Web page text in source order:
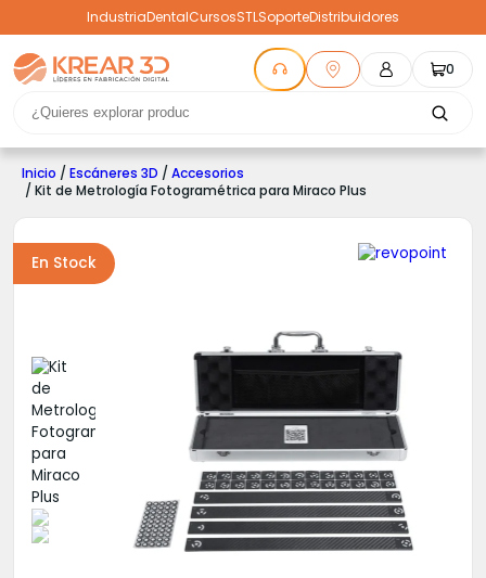
IndustriaDentalCursosSTLSoporteDistribuidores
0
Inicio / Escáneres 3D / Accesorios
/ Kit de Metrología Fotogramétrica para Miraco Plus
En Stock